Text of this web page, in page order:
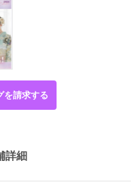
を請求する
詳細